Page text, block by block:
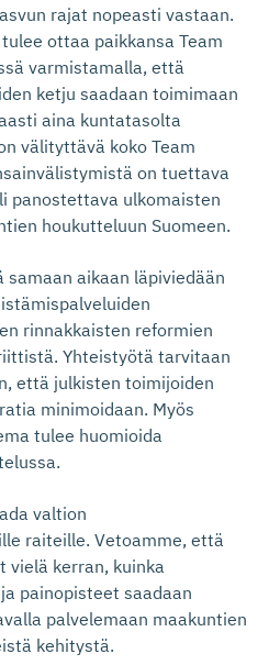
rajat nopeasti vastaan.
ottaa paikkansa Team
varmistamalla, että
ketju saadaan toimimaan
aina kuntatasolta
välityttävä koko Team
on tuettava
panostettava ulkomaisten
houkutteluun Suomeen.
aikaan läpiviedään
rinnakkaisten reformien
Yhteistyötä tarvitaan
että julkisten toimijoiden
minimoidaan. Myös
tulee huomioida
valtion
raiteille. Vetoamme, että
vielä kerran, kuinka
painopisteet saadaan
palvelemaan maakuntien
kehitystä.